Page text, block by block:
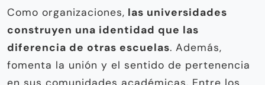
Como organizaciones, las universidades
construyen una identidad que las
diferencia de otras escuelas. Además,
fomenta la unión y el sentido de pertenencia